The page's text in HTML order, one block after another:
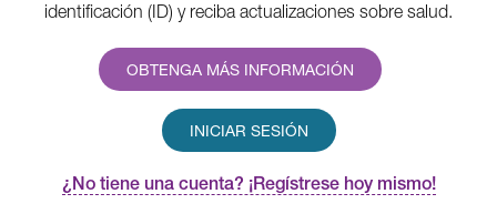
identificación (ID) y reciba actualizaciones sobre salud.
OBTENGA MÁS INFORMACIÓN
INICIAR SESIÓN
¿No tiene una cuenta? ¡Regístrese hoy mismo!